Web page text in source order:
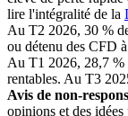
lire l'intégralité de la
Au T2 2026, 30 %
ou détenu des CFD
Au T1 2026, 28,7 %
rentables. Au T3
Avis de non-
opinions et des